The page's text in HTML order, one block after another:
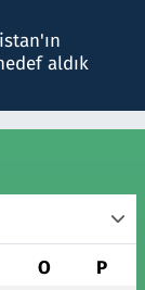
aldık
O P